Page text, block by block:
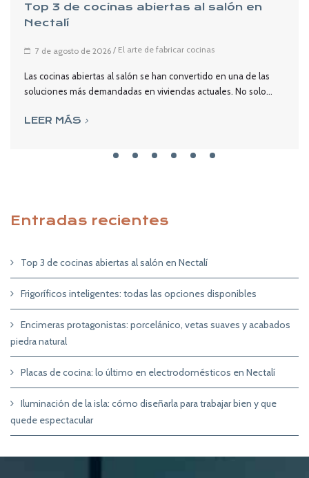
Top 3 de cocinas abiertas al salón en
Nectalí
7 de agosto de 2026 / El arte de fabricar cocinas
Las cocinas abiertas al salón se han convertido en una de las
soluciones más demandadas en viviendas actuales. No solo...
LEER MÁS
Entradas recientes
Top 3 de cocinas abiertas al salón en Nectalí
Frigoríficos inteligentes: todas las opciones disponibles
Encimeras protagonistas: porcelánico, vetas suaves y acabados
piedra natural
Placas de cocina: lo último en electrodomésticos en Nectalí
Iluminación de la isla: cómo diseñarla para trabajar bien y que
quede espectacular